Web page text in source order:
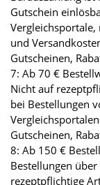
Gutschein
und
Gutscheinen,
7: Ab 70 €
Nicht auf
bei Bestellungen
Gutscheinen,
8: Ab 150 €
Bestellungen
rezeptpflichtige